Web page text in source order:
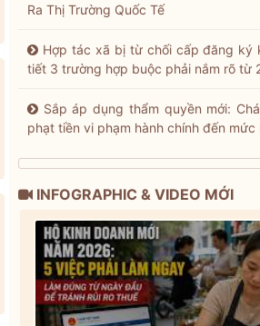
Ra Thị Trường Quốc Tế
Hợp tác xã bị từ chối cấp đăng ký
tiết 3 trường hợp buộc phải nắm rõ từ
Sắp áp dụng thẩm quyền mới:
phạt tiền vi phạm hành chính đến mức
INFOGRAPHIC & VIDEO MỚI